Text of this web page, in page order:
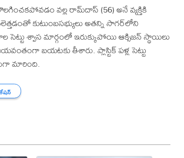
వల్ల రామ్‌దాస్‌ (56) అనే వ్యక్తికి
కుటుంబసభ్యులు అతన్ని సాగర్‌లోని
సెట్టు శ్వాస మార్గంలో ఇరుక్కుపోయి ఆక్సిజన్‌ స్థాయిలు
బయటకు తీశారు. ప్లాస్టిక్‌ పళ్ల సెట్టు
మారింది.